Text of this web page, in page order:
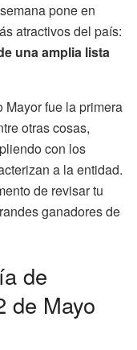
pone en
atractivos del país:
una amplia lista
fue la primera
otras cosas,
con los
a la entidad.
de revisar tu
ganadores de
de
de Mayo